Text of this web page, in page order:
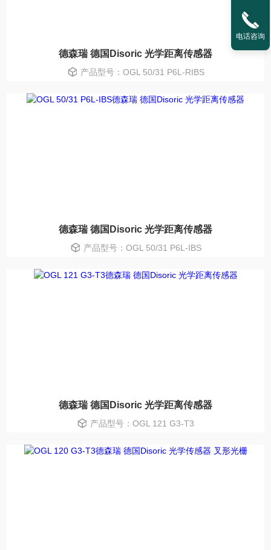
德森瑞 德国Disoric 光学距离传感器
产品型号：OGL 50/31 P6L-RIBS
德森瑞 德国Disoric 光学距离传感器
产品型号：OGL 50/31 P6L-IBS
德森瑞 德国Disoric 光学距离传感器
产品型号：OGL 121 G3-T3
电话咨询